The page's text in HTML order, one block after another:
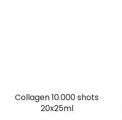
Collagen 10.000 shots
20x25ml